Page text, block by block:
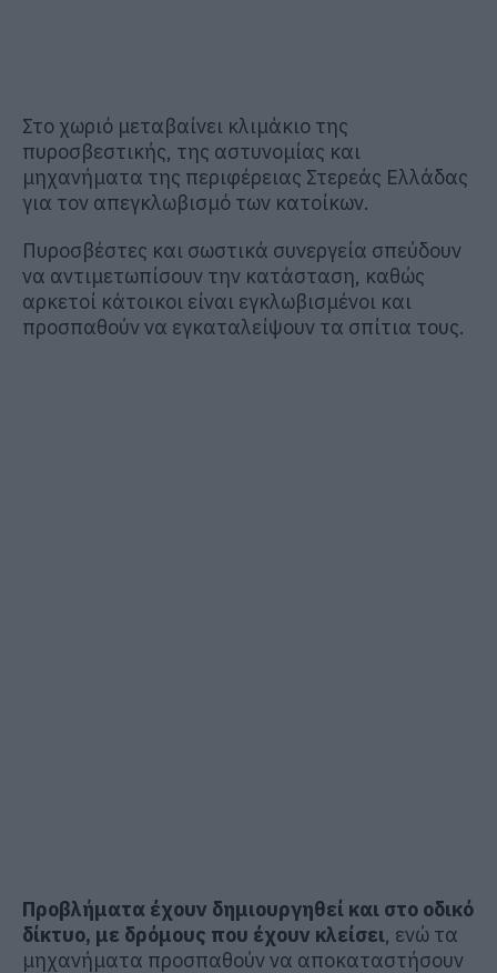
Στο χωριό μεταβαίνει κλιμάκιο της
πυροσβεστικής, της αστυνομίας και
μηχανήματα της περιφέρειας Στερεάς Ελλάδας
για τον απεγκλωβισμό των κατοίκων.
Πυροσβέστες και σωστικά συνεργεία σπεύδουν
να αντιμετωπίσουν την κατάσταση, καθώς
αρκετοί κάτοικοι είναι εγκλωβισμένοι και
προσπαθούν να εγκαταλείψουν τα σπίτια τους.
Προβλήματα έχουν δημιουργηθεί και στο οδικό
δίκτυο, με δρόμους που έχουν κλείσει, ενώ τα
μηχανήματα προσπαθούν να αποκαταστήσουν